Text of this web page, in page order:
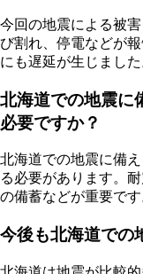
今回の地震による被
び割れ、停電などが
にも遅延が生じました
北海道での地震に
必要ですか？
北海道での地震に備
る必要があります。
の備蓄などが重要です
今後も北海道での